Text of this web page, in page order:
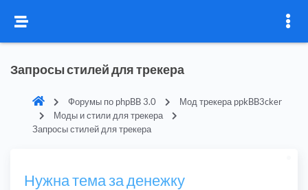
Запросы стилей для трекера
Форумы по phpBB 3.0
Мод трекера ppkBB3cker
Моды и стили для трекера
Запросы стилей для трекера
Нужна тема за денежку